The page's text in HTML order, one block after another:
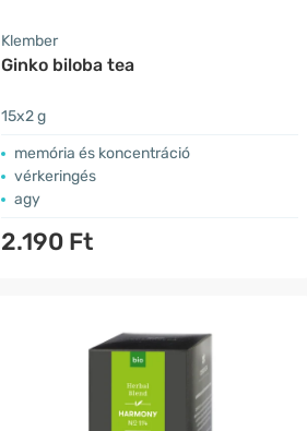
Klember
Ginko biloba tea
15x2 g
memória és koncentráció
vérkeringés
agy
2.190 Ft